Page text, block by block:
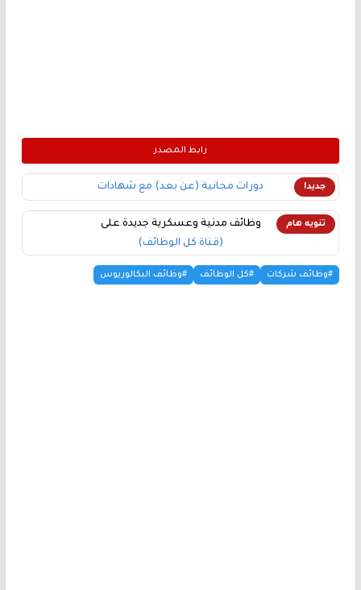
رابط المصدر
جديد! دورات مجانية (عن بعد) مع شهادات
تنويه هام
وظائف مدنية وعسكرية جديدة على
(قناة كل الوظائف)
#وظائف شركات #كل الوظائف #وظائف البكالوريوس